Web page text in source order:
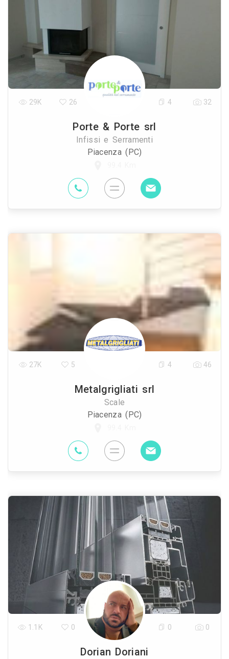
Porte & Porte srl
Infissi e Serramenti
Piacenza (PC)
29K 26 4 32
Metalgrigliati srl
Scale
Piacenza (PC)
27K 5 4 46
Dorian Doriani
1.1K 0 0 0